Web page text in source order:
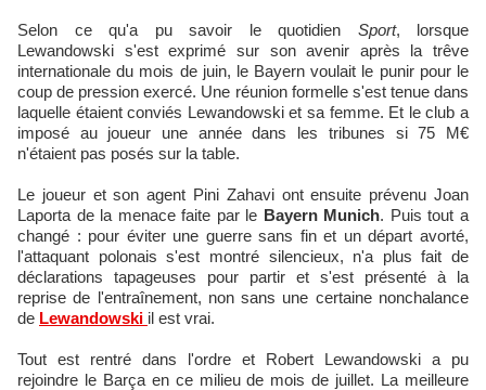
Selon ce qu'a pu savoir le quotidien Sport, lorsque
Lewandowski s'est exprimé sur son avenir après la trêve
internationale du mois de juin, le Bayern voulait le punir pour le
coup de pression exercé. Une réunion formelle s'est tenue dans
laquelle étaient conviés Lewandowski et sa femme. Et le club a
imposé au joueur une année dans les tribunes si 75 M€
n'étaient pas posés sur la table.
Le joueur et son agent Pini Zahavi ont ensuite prévenu Joan
Laporta de la menace faite par le Bayern Munich. Puis tout a
changé : pour éviter une guerre sans fin et un départ avorté,
l'attaquant polonais s'est montré silencieux, n'a plus fait de
déclarations tapageuses pour partir et s'est présenté à la
reprise de l'entraînement, non sans une certaine nonchalance
de Lewandowski il est vrai.
Tout est rentré dans l'ordre et Robert Lewandowski a pu
rejoindre le Barça en ce milieu de mois de juillet. La meilleure